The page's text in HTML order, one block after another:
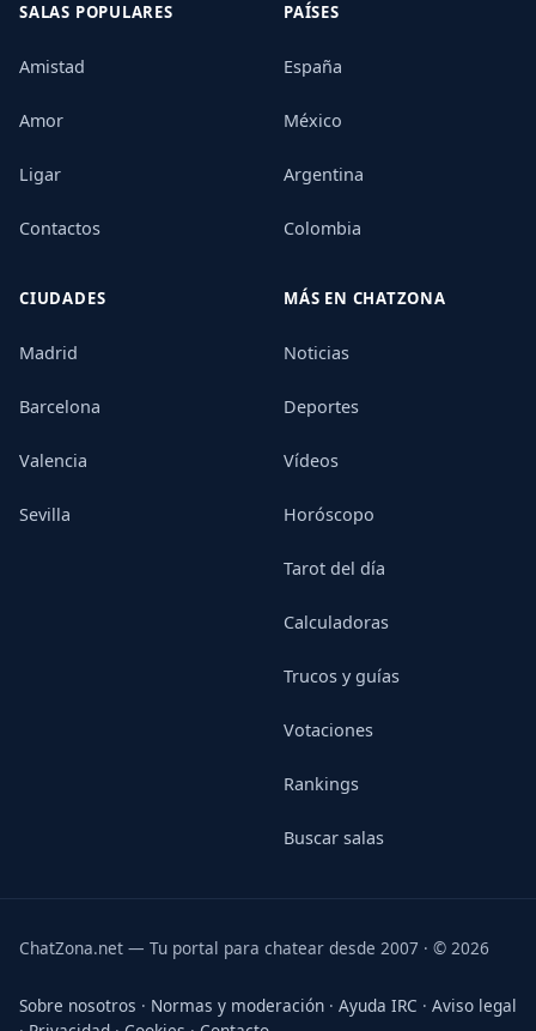
SALAS POPULARES
Amistad
Amor
Ligar
Contactos
PAÍSES
España
México
Argentina
Colombia
CIUDADES
Madrid
Barcelona
Valencia
Sevilla
MÁS EN CHATZONA
Noticias
Deportes
Vídeos
Horóscopo
Tarot del día
Calculadoras
Trucos y guías
Votaciones
Rankings
Buscar salas
ChatZona.net — Tu portal para chatear desde 2007 · © 2026
Sobre nosotros · Normas y moderación · Ayuda IRC · Aviso legal